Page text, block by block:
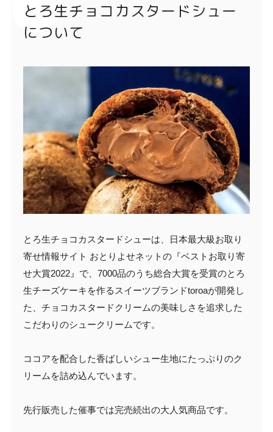
とろ生チョコカスタードシュー
について
とろ生チョコカスタードシューは、日本最大級お取り
寄せ情報サイト おとりよせネットの『ベストお取り寄
せ大賞2022』で、7000品のうち総合大賞を受賞のとろ
生チーズケーキを作るスイーツブランドtoroaが開発し
た、チョコカスタードクリームの美味しさを追求した
こだわりのシュークリームです。
ココアを配合した香ばしいシュー生地にたっぷりのク
リームを詰め込んでいます。
先行販売した催事では完売続出の大人気商品です。